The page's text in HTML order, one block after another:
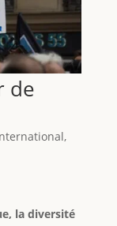
de
,
la diversité